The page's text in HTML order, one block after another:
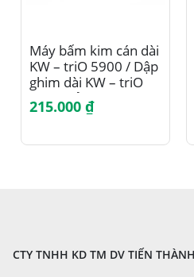
Máy bấm kim cán dài
KW – triO 5900 / Dập
ghim dài KW – triO
5900, sử dụng kim
24/6 (ghim số 3)
215.000 ₫
CTY TNHH KD TM DV TIẾN THÀNH